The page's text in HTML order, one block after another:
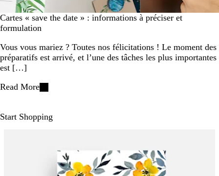
Cartes « save the date » : informations à préciser et
formulation
Vous vous mariez ? Toutes nos félicitations ! Le moment des
préparatifs est arrivé, et l’une des tâches les plus importantes
est […]
Read More
Start Shopping